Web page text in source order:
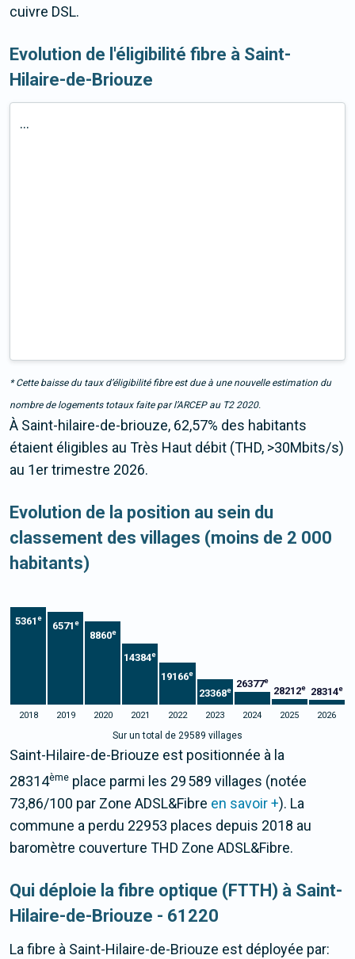
cuivre DSL.
Evolution de l'éligibilité fibre à Saint-
Hilaire-de-Briouze
...
* Cette baisse du taux d’éligibilité fibre est due à une nouvelle estimation du
nombre de logements totaux faite par l’ARCEP au T2 2020.
À Saint-hilaire-de-briouze, 62,57% des habitants
étaient éligibles au Très Haut débit (THD, >30Mbits/s)
au 1er trimestre 2026.
Evolution de la position au sein du
classement des villages (moins de 2 000
habitants)
5361 e
6571 e
8860e
14384e
19166e
23368e
26377e
28212e 28314e
2018 2019 2020 2021 2022 2023 2024 2025 2026
Sur un total de 29589 villages
Saint-Hilaire-de-Briouze est positionnée à la
28314ème place parmi les 29 589 villages (notée
73,86/100 par Zone ADSL&Fibre en savoir +). La
commune a perdu 22953 places depuis 2018 au
baromètre couverture THD Zone ADSL&Fibre.
Qui déploie la fibre optique (FTTH) à Saint-
Hilaire-de-Briouze - 61220
La fibre à Saint-Hilaire-de-Briouze est déployée par: